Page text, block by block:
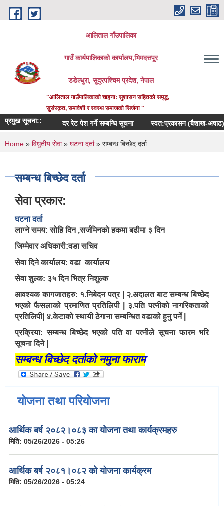
Skip to main content
आलिताल गाँउपालिका
गाउँ कार्यपालिकाको कार्यालय,भिमदत्तपूर
डडेल्धुरा, सुदुरपश्चिम प्रदेश, नेपाल
"आलिताल गाउँपालिकाको चाहना: सुशासन सहितको समृद्ध,
सुसंस्कृत, समावेशी र स्वस्थ समाजको सिर्जना "
प्रमुख सूचना:: दर रेट पेश गर्ने सम्बन्धि सूचना स्वत:प्रकासन (बैशाख-अषाढ)
You are here
Home » विधुतीय सेवा» घटना दर्ता» सम्बन्ध बिच्छेद दर्ता
सम्बन्ध बिच्छेद दर्ता
सेवा प्रकार:
घटना दर्ता
लाग्ने समय: सोहि दिन ,सर्जमिनको हकमा बढीमा ३ दिन
जिम्मेवार अधिकारी:वडा सचिव
सेवा दिने कार्यालय: वडा कार्यालय
सेवा शुल्क: ३५ दिन भित्र निशुल्क
आवश्यक कागजातहरु: १.निबेदन पत्र | २.अदालत बाट सम्बन्ध बिच्छेद
भएको फैसलाको प्रमाणित प्रतिलिपी | ३.पति पत्नीको नागरिकताको
प्रतिलिपी| ४.केटाको स्थायी ठेगाना सम्बन्धित वडाको हुनु पर्ने |
प्रक्रिया: सम्बन्ध बिच्छेद भएको पति वा पत्नीले सूचना फारम भरि
सूचना दिने |
सम्बन्ध बिच्छेद दर्ताको नमुना फाराम
योजना तथा परियोजना
आर्थिक बर्ष २०८२।०८३ का योजना तथा कार्यक्रमहरु
मिति: 05/26/2026 - 05:26
आर्थिक बर्ष २०८१।०८२ को योजना कार्यक्रम
मिति: 05/26/2026 - 05:24